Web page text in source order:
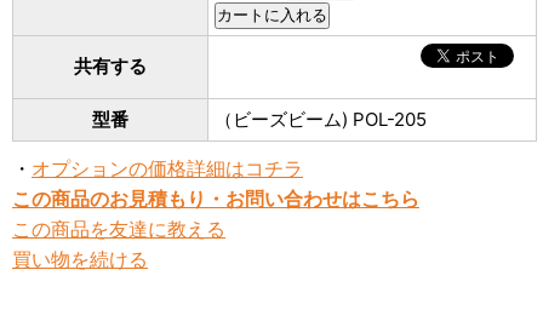
共有する
型番 （ビーズビーム) POL-205
・ オプションの価格詳細はコチラ
この商品のお見積もり・お問い合わせはこちら
この商品を友達に教える
買い物を続ける